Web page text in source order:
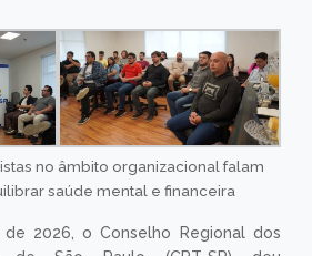
no âmbito organizacional falam
saúde mental e financeira
2026, o Conselho Regional dos